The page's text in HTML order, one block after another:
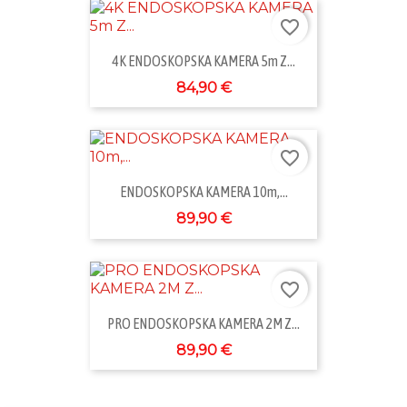
4K ENDOSKOPSKA KAMERA 5m Z...
84,90 €
favorite_border
ENDOSKOPSKA KAMERA 10m,...
89,90 €
favorite_border
PRO ENDOSKOPSKA KAMERA 2M Z...
89,90 €
favorite_border